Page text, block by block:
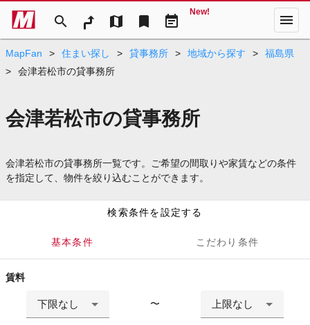
search map bookmark event_note
New! menu
MapFan > 住まい探し > 貸事務所 > 地域から探す >
福島県
>
会津若松市の貸事務所
会津若松市の貸事務所
会津若松市の貸事務所一覧です。ご希望の間取りや家賃などの条件
を指定して、物件を絞り込むことができます。
検索条件を設定する
基本条件 こだわり条件
賃料
下限なし 〜 上限なし